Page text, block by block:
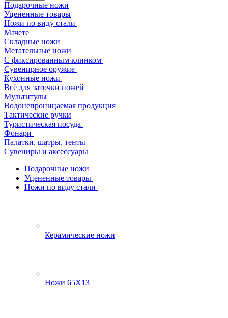
Подарочные ножи
Уцененные товары
Ножи по виду стали
Мачете
Складные ножи
Метательные ножи
С фиксированным клинком
Сувенирное оружие
Кухонные ножи
Всё для заточки ножей
Мультитулы
Водонепроницаемая продукция
Тактические ручки
Туристическая посуда
Фонари
Палатки, шатры, тенты
Сувениры и аксессуары
Подарочные ножи
Уцененные товары
Ножи по виду стали
Керамические ножи
Ножи 65Х13